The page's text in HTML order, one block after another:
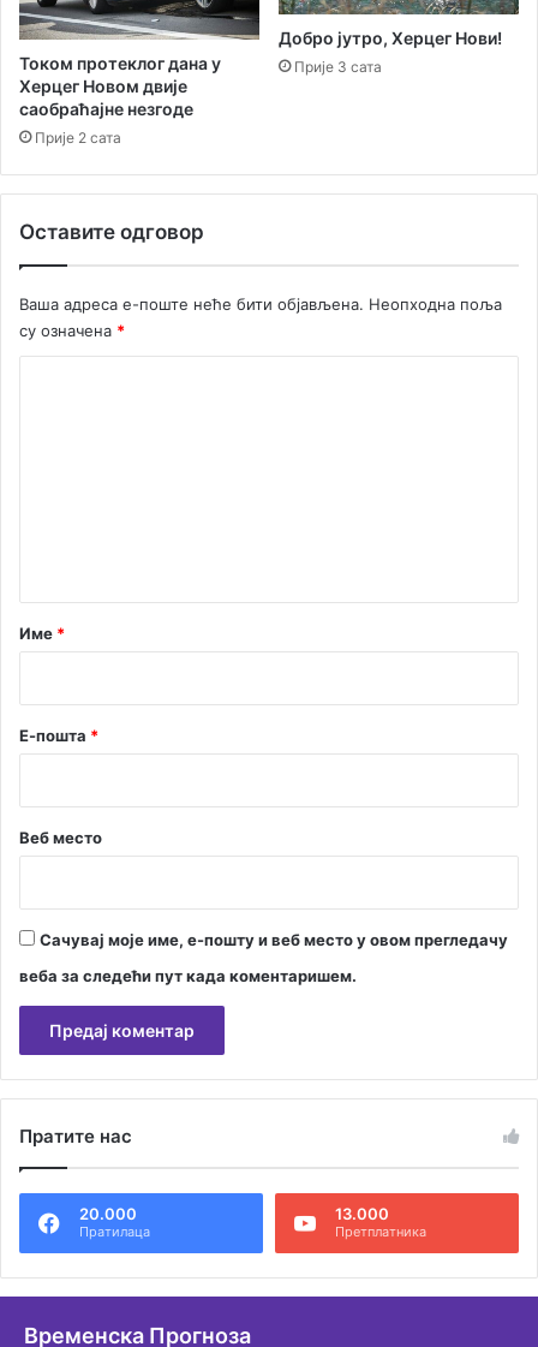
н
е
и
т
р
д
ц
е
т
у
п
а
ј
у
а
е
н
а
р
„
Т
а
2
0
5
“
Током протеклог дана у
Херцег Новом двије
саобраћајне незгоде
Прије 2 сата
Добро јутро, Херцег Нови!
Прије 3 сата
Оставите одговор
Ваша адреса е-поште неће бити објављена. Неопходна поља
су означена *
р
Име *
Е-пошта *
Веб место
Сачувај моје име, е-пошту и веб место у овом прегледачу
веба за следећи пут када коментаришем.
т
н
т
Пратите нас
20.000
Пратилаца
13.000
Претплатника
Временска Прогноза